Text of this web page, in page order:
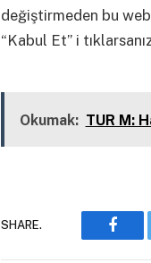
değiştirmeden bu
“Kabul Et” i
Okumak: TUR M:
SHARE.